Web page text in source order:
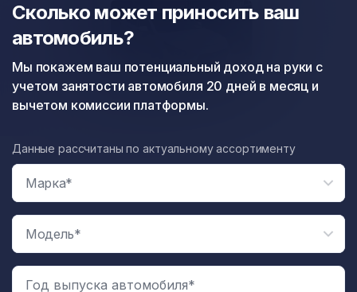
Сколько может приносить ваш
автомобиль?
Мы покажем ваш потенциальный доход на руки с
учетом занятости автомобиля 20 дней в месяц и
вычетом комиссии платформы.
Год выпуска автомобиля*
Данные рассчитаны по актуальному ассортименту